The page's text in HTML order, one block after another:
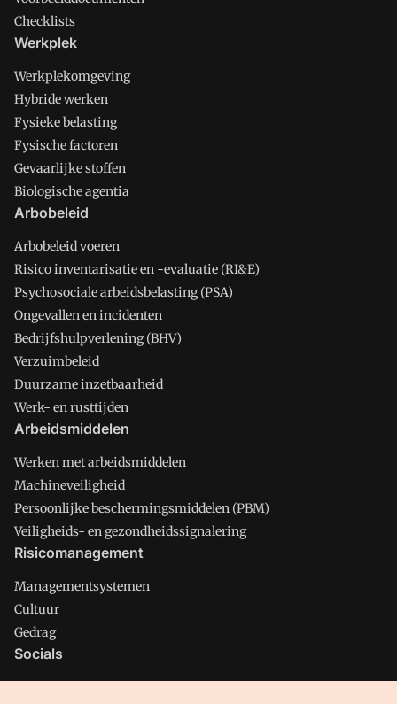
Checklists
Werkplek
Werkplekomgeving
Hybride werken
Fysieke belasting
Fysische factoren
Gevaarlijke stoffen
Biologische agentia
Arbobeleid
Arbobeleid voeren
Risico inventarisatie en -evaluatie (RI&E)
Psychosociale arbeidsbelasting (PSA)
Ongevallen en incidenten
Bedrijfshulpverlening (BHV)
Verzuimbeleid
Duurzame inzetbaarheid
Werk- en rusttijden
Arbeidsmiddelen
Werken met arbeidsmiddelen
Machineveiligheid
Persoonlijke beschermingsmiddelen (PBM)
Veiligheids- en gezondheidssignalering
Risicomanagement
Managementsystemen
Cultuur
Gedrag
Socials